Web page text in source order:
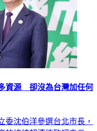
資源 卻沒為台灣加任何
委沈伯洋參選台北市長，